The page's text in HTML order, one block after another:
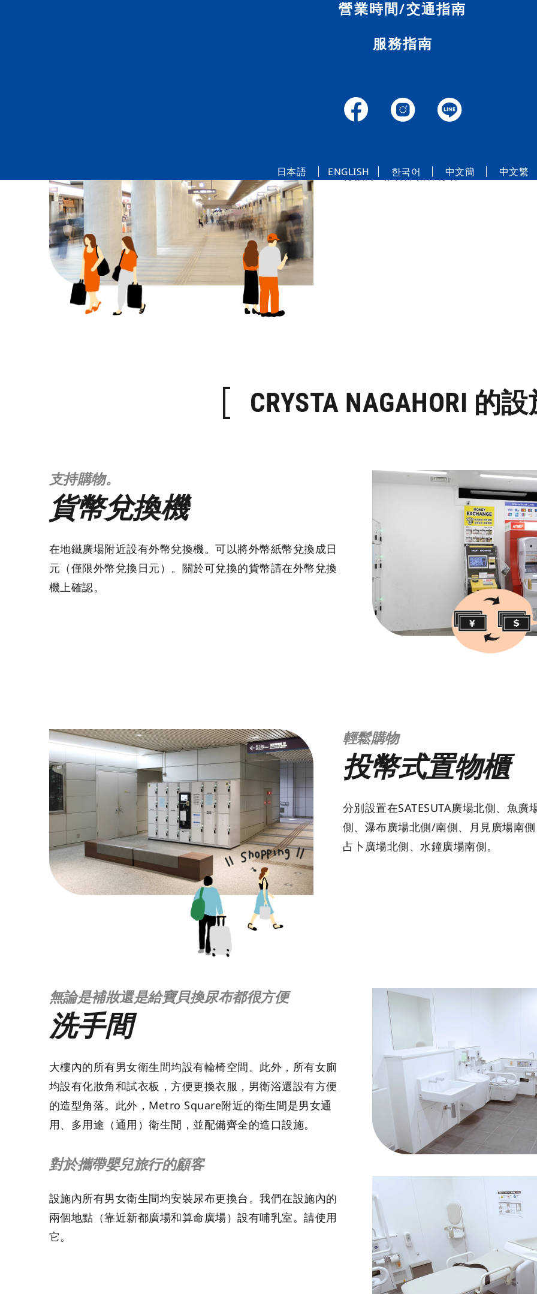
營業時間/交通指南
服務指南
日本語 ENGLISH 한국어 中文簡 中文繁
關於各店鋪
付款方式
付款方式因各商店而異。
CRYSTA NAGAHORI 的
支持購物。
貨幣兌換機
在地鐵廣場附近設有外幣兌換機。可以將外幣紙幣兌換成日
元（僅限外幣兌換日元）。關於可兌換的貨幣請在外幣兌換
機上確認。
輕鬆購物
投幣式置物櫃
分別設置在SATESUTA廣場北側、魚廣
側、瀑布廣場北側/南側、月見廣場南
占卜廣場北側、水鐘廣場南側。
無論是補妝還是給寶貝換尿布都很方便
洗手間
大樓內的所有男女衛生間均設有輪椅空間。此外，所有女廁
均設有化妝角和試衣板，方便更換衣服，男衛浴還設有方便
的造型角落。此外，Metro Square附近的衛生間是男女通
用、多用途（通用）衛生間，並配備齊全的造口設施。
對於攜帶嬰兒旅行的顧客
設施內所有男女衛生間均安裝尿布更換台。我們在設施內的
兩個地點（靠近新都廣場和算命廣場）設有哺乳室。請使用
它。